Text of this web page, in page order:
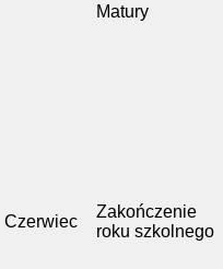
Matury
Czerwiec
Zakończenie
roku szkolnego